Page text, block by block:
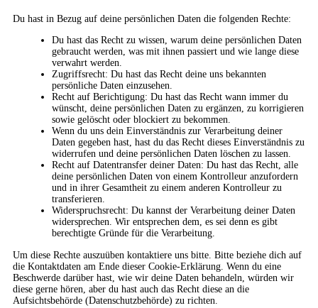
Du hast in Bezug auf deine persönlichen Daten die folgenden Rechte:
Du hast das Recht zu wissen, warum deine persönlichen Daten
gebraucht werden, was mit ihnen passiert und wie lange diese
verwahrt werden.
Zugriffsrecht: Du hast das Recht deine uns bekannten
persönliche Daten einzusehen.
Recht auf Berichtigung: Du hast das Recht wann immer du
wünscht, deine persönlichen Daten zu ergänzen, zu korrigieren
sowie gelöscht oder blockiert zu bekommen.
Wenn du uns dein Einverständnis zur Verarbeitung deiner
Daten gegeben hast, hast du das Recht dieses Einverständnis zu
widerrufen und deine persönlichen Daten löschen zu lassen.
Recht auf Datentransfer deiner Daten: Du hast das Recht, alle
deine persönlichen Daten von einem Kontrolleur anzufordern
und in ihrer Gesamtheit zu einem anderen Kontrolleur zu
transferieren.
Widerspruchsrecht: Du kannst der Verarbeitung deiner Daten
widersprechen. Wir entsprechen dem, es sei denn es gibt
berechtigte Gründe für die Verarbeitung.
Um diese Rechte auszuüben kontaktiere uns bitte. Bitte beziehe dich auf
die Kontaktdaten am Ende dieser Cookie-Erklärung. Wenn du eine
Beschwerde darüber hast, wie wir deine Daten behandeln, würden wir
diese gerne hören, aber du hast auch das Recht diese an die
Aufsichtsbehörde (Datenschutzbehörde) zu richten.